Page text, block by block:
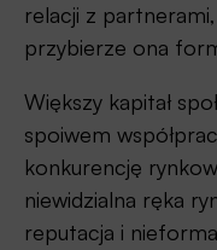
relacji z
przybierze ona
Większy kapitał
spoiwem
konkurencję
niewidzialna ręka
reputacja i